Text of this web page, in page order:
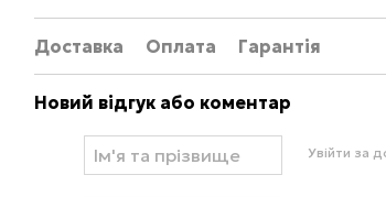
Доставка Оплата Гарантія
Новий відгук або коментар
Увійти за